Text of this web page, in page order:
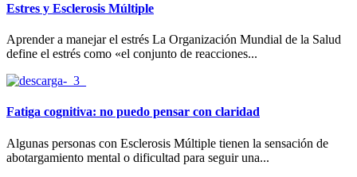
Estres y Esclerosis Múltiple
Aprender a manejar el estrés La Organización Mundial de la Salud
define el estrés como «el conjunto de reacciones...
Fatiga cognitiva: no puedo pensar con claridad
Algunas personas con Esclerosis Múltiple tienen la sensación de
abotargamiento mental o dificultad para seguir una...